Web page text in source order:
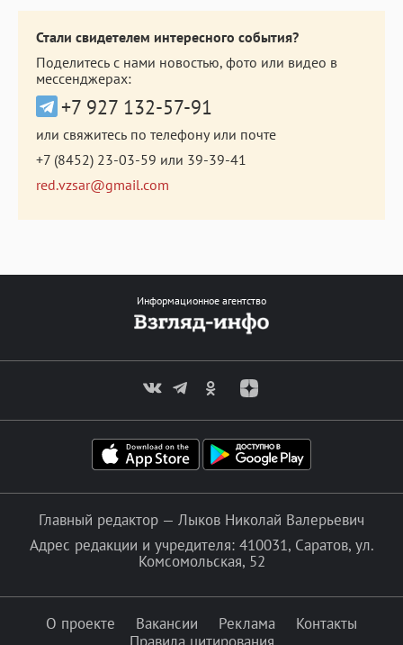
Стали свидетелем интересного события?
Поделитесь с нами новостью, фото или видео в
мессенджерах:
+7 927 132-57-91
или свяжитесь по телефону или почте
+7 (8452) 23-03-59 или 39-39-41
red.vzsar@gmail.com
Информационное агентство
Главный редактор — Лыков Николай Валерьевич
Адрес редакции и учредителя: 410031, Саратов, ул.
Комсомольская, 52
О проекте Вакансии Реклама
Контакты